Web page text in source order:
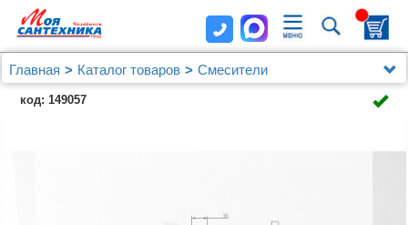
Главная Каталог товаров
Смесители
Смеситель ABBER Daheim AF8213NG на борт
ванны, никель
код: 149057